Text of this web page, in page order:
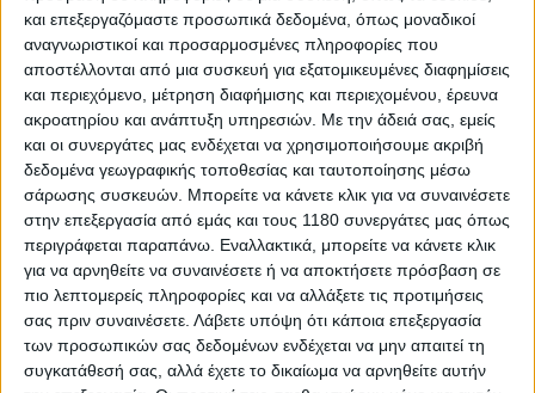
και επεξεργαζόμαστε προσωπικά δεδομένα, όπως μοναδικοί
αναγνωριστικοί και προσαρμοσμένες πληροφορίες που
αποστέλλονται από μια συσκευή για εξατομικευμένες διαφημίσεις
και περιεχόμενο, μέτρηση διαφήμισης και περιεχομένου, έρευνα
ακροατηρίου και ανάπτυξη υπηρεσιών. Με την άδειά σας, εμείς
και οι συνεργάτες μας ενδέχεται να χρησιμοποιήσουμε ακριβή
δεδομένα γεωγραφικής τοποθεσίας και ταυτοποίησης μέσω
σάρωσης συσκευών. Μπορείτε να κάνετε κλικ για να συναινέσετε
στην επεξεργασία από εμάς και τους 1180 συνεργάτες μας όπως
περιγράφεται παραπάνω. Εναλλακτικά, μπορείτε να κάνετε κλικ
για να αρνηθείτε να συναινέσετε ή να αποκτήσετε πρόσβαση σε
πιο λεπτομερείς πληροφορίες και να αλλάξετε τις προτιμήσεις
σας πριν συναινέσετε. Λάβετε υπόψη ότι κάποια επεξεργασία
των προσωπικών σας δεδομένων ενδέχεται να μην απαιτεί τη
συγκατάθεσή σας, αλλά έχετε το δικαίωμα να αρνηθείτε αυτήν
καταξιωμένη ιαπωνική εταιρεία που προμηθεύει
όργανα στις αυτοκινητοβιομηχανίες της Ιαπωνίας και
φυσικά έχει αναπτύξει την αντίστοιχη τεχνολογία
HUD για τα αυτοκίνητα. Για την Shoei φυσικά δεν
χρειάζεται να κάνουμε συστάσεις, καθώς έχει ηγετική
θέση σε παγκόσμιο επίπεδο στα premium κράνη. Όταν
λοιπόν δύο τόσο μεγάλες και σοβαρές εταιρείες
συνεργάζονται για την δημιουργία ενός κράνους με
ενσωματωμένο HUD, μπορούμε να ελπίζουμε για ένα
αντίστοιχα σοβαρό και λειτουργικό αποτέλεσμα.
Σύμφωνα με την NS West, το συγκεκριμένο κράνος θα
προβάλει πληροφορίες πλοήγησης (navigation) και
τηλεφωνικών κλήσεων από το κινητό μας τηλέφωνο,